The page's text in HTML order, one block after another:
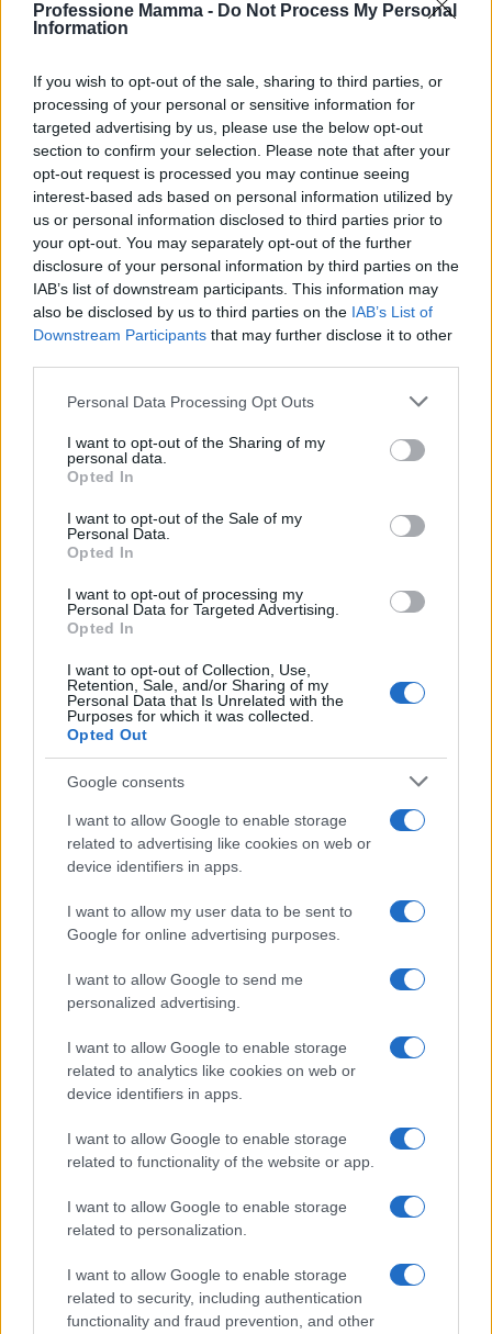
Professione Mamma - Do Not Process My Personal
Information
If you wish to opt-out of the sale, sharing to third parties, or
processing of your personal or sensitive information for
targeted advertising by us, please use the below opt-out
section to confirm your selection. Please note that after your
opt-out request is processed you may continue seeing
interest-based ads based on personal information utilized by
us or personal information disclosed to third parties prior to
your opt-out. You may separately opt-out of the further
disclosure of your personal information by third parties on the
IAB’s list of downstream participants. This information may
also be disclosed by us to third parties on the IAB’s List of
Downstream Participants that may further disclose it to other
Please note that this website/app uses one or more Google
not limited to your visit or usage behaviour. You may click to
grant or deny consent to Google and its third-party tags to
use your data for below specified purposes in below Google
consent section.
Personal Data Processing Opt Outs
I want to opt-out of the Sharing of my
personal data.
Opted In
I want to opt-out of the Sale of my
Personal Data.
Opted In
I want to opt-out of processing my
Personal Data for Targeted Advertising.
Opted In
I want to opt-out of Collection, Use,
Retention, Sale, and/or Sharing of my
Personal Data that Is Unrelated with the
Purposes for which it was collected.
Opted Out
Google consents
I want to allow Google to enable storage
related to advertising like cookies on web or
device identifiers in apps.
I want to allow my user data to be sent to
Google for online advertising purposes.
I want to allow Google to send me
personalized advertising.
I want to allow Google to enable storage
related to analytics like cookies on web or
device identifiers in apps.
I want to allow Google to enable storage
related to functionality of the website or app.
I want to allow Google to enable storage
related to personalization.
I want to allow Google to enable storage
related to security, including authentication
functionality and fraud prevention, and other
Continua a leggere
ICA Milano presenta mostre, concerti e letture per
l’autunno 2026
Matteo Pellegrino · 6 Ago 2026
Codacons denuncia: i problemi che affliggono la Sicilia
tra carburanti, spiagge e incendi
NEWS E ATTUALITÀ